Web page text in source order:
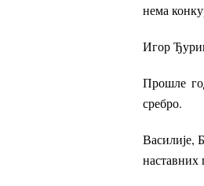
нема
Игор
Прошле
сребро.
Василије,
наставних